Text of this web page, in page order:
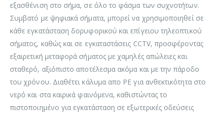
εξασθένιση στο σήμα, σε όλο το φάσμα των συχνοτήτων.
Συμβατό με ψηφιακά σήματα, μπορεί να χρησιμοποιηθεί σε
κάθε εγκατάσταση δορυφορικού και επίγειου τηλεοπτικού
σήματος, καθώς και σε εγκαταστάσεις CCTV, προσφέροντας
εξαιρετική μεταφορά σήματος με χαμηλές απώλειες και
σταθερό, αξιόπιστο αποτέλεσμα ακόμα και με την πάροδο
του χρόνου. Διαθέτει κάλυμα απο ΡΕ για ανθεκτικότητα στο
νερό και στα καιρικά φαινόμενα, καθιστώντας το
πιστοποιημένο για εγκατάσταση σε εξωτερικές οδεύσεις